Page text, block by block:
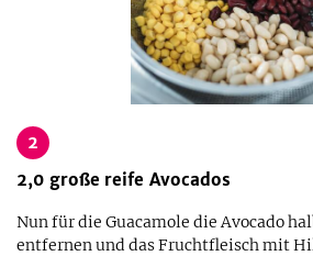
2
2,0 große reife Avocados
Nun für die Guacamole die Avocado
entfernen und das Fruchtfleisch mit